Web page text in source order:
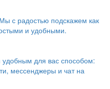
с радостью подскажем как
и удобными.
для вас способом:
мессенджеры и чат на